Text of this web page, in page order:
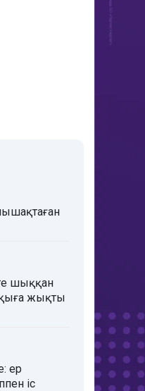
шыққан
жықты
ер
іс